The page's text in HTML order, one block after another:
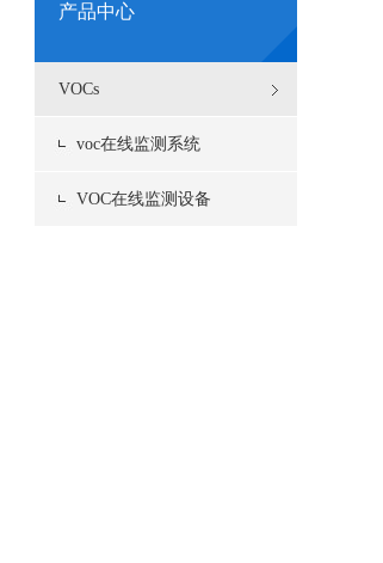
产品中心
VOCs
voc在线监测系统
VOC在线监测设备